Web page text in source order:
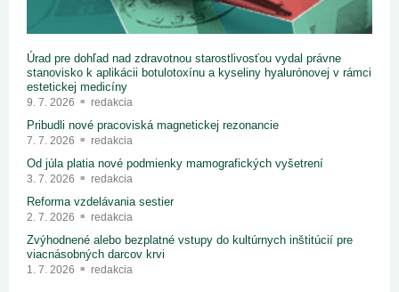
Úrad pre dohľad nad zdravotnou starostlivosťou vydal právne
stanovisko k aplikácii botulotoxínu a kyseliny hyalurónovej v rámci
estetickej medicíny
9. 7. 2026 redakcia
Pribudli nové pracoviská magnetickej rezonancie
7. 7. 2026 redakcia
Od júla platia nové podmienky mamografických vyšetrení
3. 7. 2026 redakcia
Reforma vzdelávania sestier
2. 7. 2026 redakcia
Zvýhodnené alebo bezplatné vstupy do kultúrnych inštitúcií pre
viacnásobných darcov krvi
1. 7. 2026 redakcia